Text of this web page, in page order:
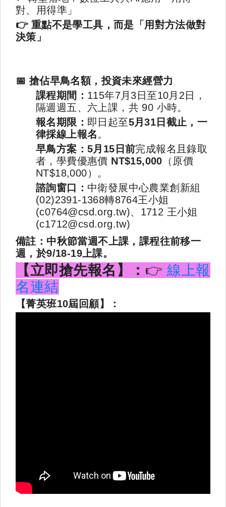
對、用得準」
👉 重點不是學工具，而是「用對方法做對
決策」
📅 搶佔早鳥名額，投資未來經營力
課程期間： 115年7月3日至10月2日，
隔週週五、六上課，共 90 小時。
報名期限： 即日起至5月31日截止，一
律採線上報名。
早鳥方案：5月15日前完成報名且錄取
者，學費優惠價 NT$15,000 （原價
NT$18,000）。
諮詢窗口： 中衛發展中心農業創新組
(02)2391-1368轉8764王小姐
(c0764@csd.org.tw)、1712 王小姐
(c1712@csd.org.tw)
備註：中秋節當週不上課，課程往前移一
週，於9/18-19上課。
【立即搶先報名】： 👉 線上報
名連結
【菁英班10屆回顧】：